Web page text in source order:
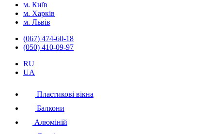
м. Київ
м. Харків
м. Львів
(067) 474-60-18
(050) 410-09-97
RU
UA
Пластикові вікна
Балкони
Алюміній